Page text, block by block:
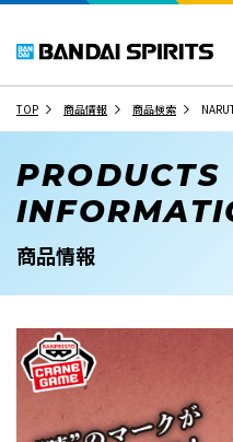
TOP 商品情報 商品検索
PRODUCTS
商品情報